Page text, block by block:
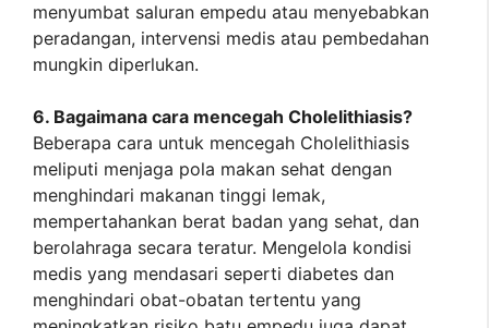
menyumbat saluran empedu atau menyebabkan
peradangan, intervensi medis atau pembedahan
mungkin diperlukan.
6. Bagaimana cara mencegah Cholelithiasis?
Beberapa cara untuk mencegah Cholelithiasis
meliputi menjaga pola makan sehat dengan
menghindari makanan tinggi lemak,
mempertahankan berat badan yang sehat, dan
berolahraga secara teratur. Mengelola kondisi
medis yang mendasari seperti diabetes dan
menghindari obat-obatan tertentu yang